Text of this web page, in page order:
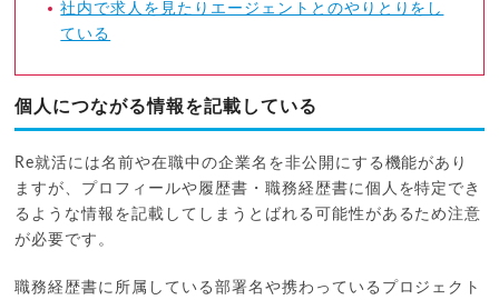
社内で求人を見たりエージェントとのやりとりをし
ている
個人につながる情報を記載している
Re就活には名前や在職中の企業名を非公開にする機能があり
ますが、プロフィールや履歴書・職務経歴書に個人を特定でき
るような情報を記載してしまうとばれる可能性があるため注意
が必要です。
職務経歴書に所属している部署名や携わっているプロジェクト